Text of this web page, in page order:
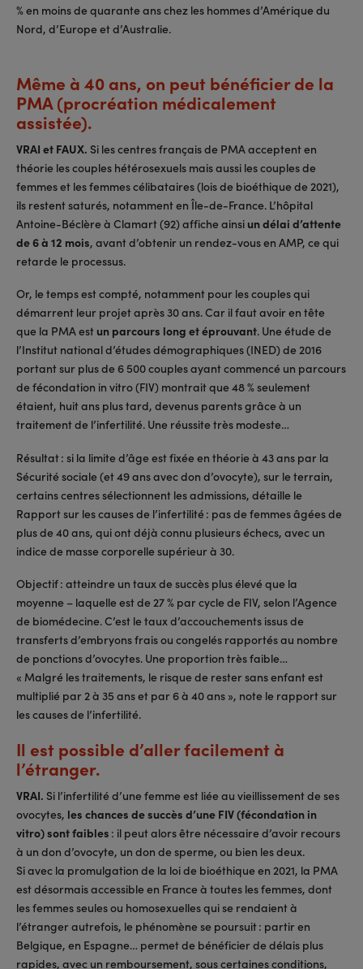
% en moins de quarante ans chez les hommes d’Amérique du
Nord, d’Europe et d’Australie.
Même à 40 ans, on peut bénéficier de la
PMA (procréation médicalement
assistée).
VRAI et FAUX. Si les centres français de PMA acceptent en
théorie les couples hétérosexuels mais aussi les couples de
femmes et les femmes célibataires (lois de bioéthique de 2021),
ils restent saturés, notamment en Île-de-France. L’hôpital
Antoine-Béclère à Clamart (92) affiche ainsi un délai d’attente
de 6 à 12 mois, avant d’obtenir un rendez-vous en AMP, ce qui
retarde le processus.
Or, le temps est compté, notamment pour les couples qui
démarrent leur projet après 30 ans. Car il faut avoir en tête
que la PMA est un parcours long et éprouvant. Une étude de
l’Institut national d’études démographiques (INED) de 2016
portant sur plus de 6 500 couples ayant commencé un parcours
de fécondation in vitro (FIV) montrait que 48 % seulement
étaient, huit ans plus tard, devenus parents grâce à un
traitement de l’infertilité. Une réussite très modeste…
Résultat : si la limite d’âge est fixée en théorie à 43 ans par la
Sécurité sociale (et 49 ans avec don d’ovocyte), sur le terrain,
certains centres sélectionnent les admissions, détaille le
Rapport sur les causes de l’infertilité : pas de femmes âgées de
plus de 40 ans, qui ont déjà connu plusieurs échecs, avec un
indice de masse corporelle supérieur à 30.
Objectif : atteindre un taux de succès plus élevé que la
moyenne – laquelle est de 27 % par cycle de FIV, selon l’Agence
de biomédecine. C’est le taux d’accouchements issus de
transferts d’embryons frais ou congelés rapportés au nombre
de ponctions d’ovocytes. Une proportion très faible…
« Malgré les traitements, le risque de rester sans enfant est
multiplié par 2 à 35 ans et par 6 à 40 ans », note le rapport sur
les causes de l’infertilité.
Il est possible d’aller facilement à
l’étranger.
VRAI. Si l’infertilité d’une femme est liée au vieillissement de ses
ovocytes, les chances de succès d’une FIV (fécondation in
vitro) sont faibles : il peut alors être nécessaire d’avoir recours
à un don d’ovocyte, un don de sperme, ou bien les deux.
Si avec la promulgation de la loi de bioéthique en 2021, la PMA
est désormais accessible en France à toutes les femmes, dont
les femmes seules ou homosexuelles qui se rendaient à
l’étranger autrefois, le phénomène se poursuit : partir en
Belgique, en Espagne… permet de bénéficier de délais plus
rapides, avec un remboursement, sous certaines conditions,